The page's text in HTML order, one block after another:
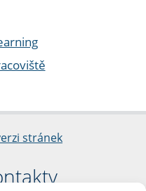
stránek